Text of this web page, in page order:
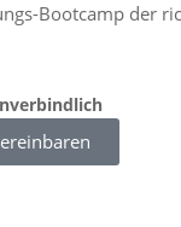
Bootcamp der